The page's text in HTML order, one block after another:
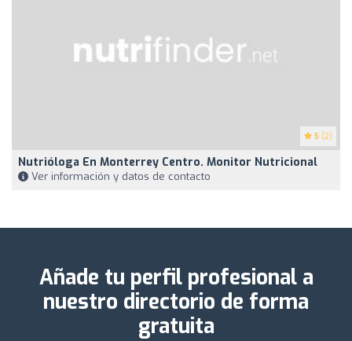
5 (2)
Nutrióloga En Monterrey Centro. Monitor Nutricional
Ver información y datos de contacto
Añade tu perfil profesional a
nuestro directorio de forma
gratuita